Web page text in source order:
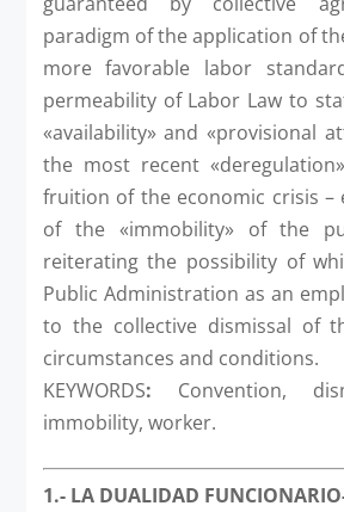
paradigm of the application of
more favorable labor
permeability of Labor Law to
«availability» and «provisional
the most recent
fruition of the economic crisis –
of the «immobility» of the
reiterating the possibility of
Public Administration as an
to the collective dismissal of
circumstances and conditions.
KEYWORDS: Convention,
immobility, worker.
1.- LA DUALIDAD